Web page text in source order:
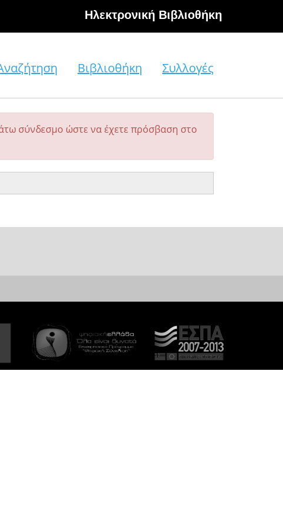
Hλεκτρονική Βιβλιοθήκη
Βιβλιοθήκη Συλλογές
σύνδεσμο ώστε να έχετε πρόσβαση στο